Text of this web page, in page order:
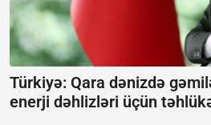
Türkiyə: Qara dənizdə
enerji dəhlizləri üçün